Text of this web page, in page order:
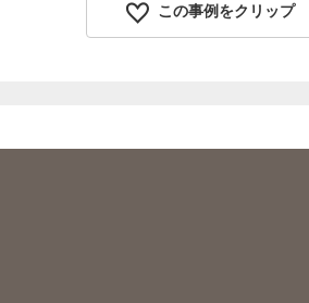
この事例をクリップ